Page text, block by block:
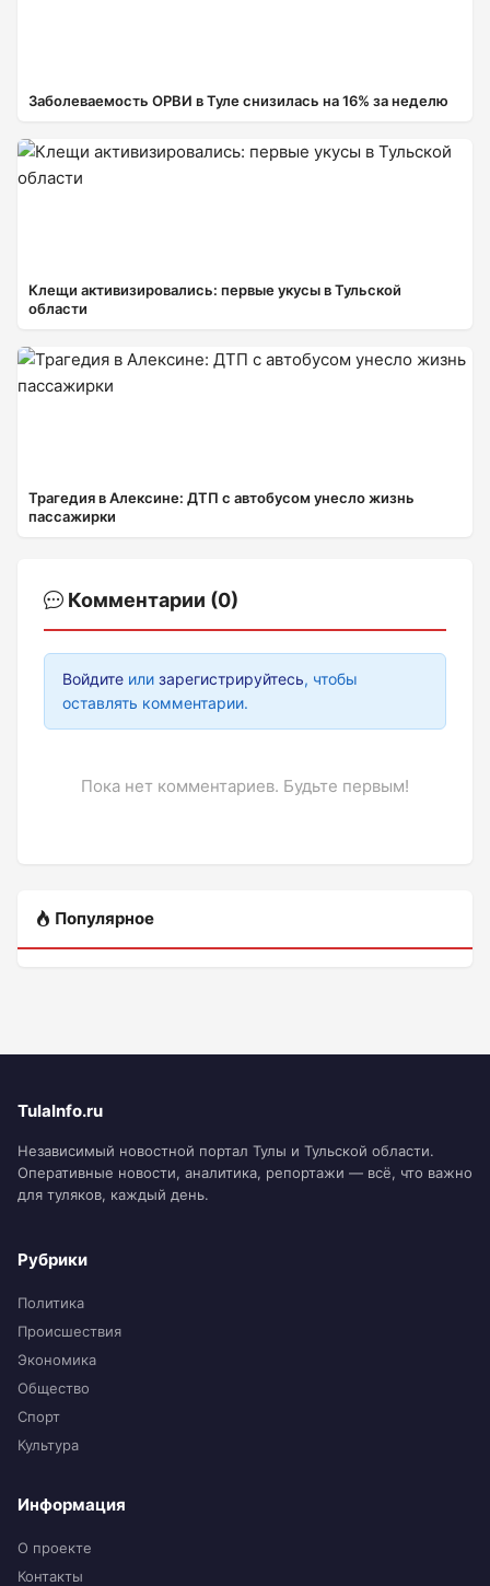
Заболеваемость ОРВИ в Туле снизилась на 16% за неделю
Клещи активизировались: первые укусы в Тульской
области
Трагедия в Алексине: ДТП с автобусом унесло жизнь
пассажирки
Комментарии (0)
Войдите или зарегистрируйтесь, чтобы
оставлять комментарии.
Пока нет комментариев. Будьте первым!
Популярное
TulaInfo.ru
Независимый новостной портал Тулы и Тульской области.
Оперативные новости, аналитика, репортажи — всё, что важно
для туляков, каждый день.
Рубрики
Политика
Происшествия
Экономика
Общество
Спорт
Культура
Информация
О проекте
Контакты